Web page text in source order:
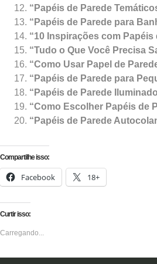
“Papéis de Parede
“Papéis de Parede para
“10 Inspirações com
“Tudo o Que Você Precisa
“Como Usar Papel de
“Papéis de Parede para
“Papéis de Parede
“Como Escolher Papéis de
“Papéis de Parede
Compartilhe isso:
Facebook 18+
Curtir isso:
Carregando...